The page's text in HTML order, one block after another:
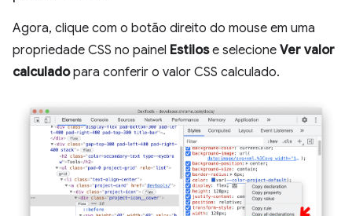
Agora, clique com o botão direito do mouse em uma
propriedade CSS no painel Estilose selecione Ver valor
calculadopara conferir o valor CSS calculado.